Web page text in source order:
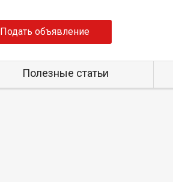
Подать объявление
Полезные статьи